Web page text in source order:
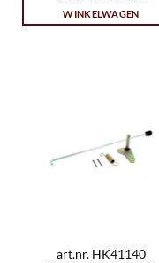
WINKELWAGEN
art.nr. HK41140